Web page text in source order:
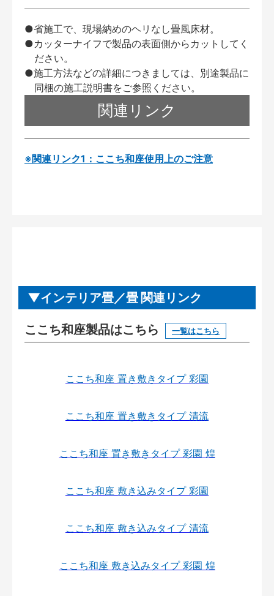
●省施工で、現場納めのヘリなし畳風床材。
●カッターナイフで製品の表面側からカットしてく
ださい。
●施工方法などの詳細につきましては、別途製品に
同梱の施工説明書をご参照ください。
関連リンク
※関連リンク1：ここち和座使用上のご注意
インテリア畳／畳 関連リンク
ここち和座製品はこちら 一覧はこちら
ここち和座 置き敷きタイプ 彩園
ここち和座 置き敷きタイプ 清流
ここち和座 置き敷きタイプ 彩園 煌
ここち和座 敷き込みタイプ 彩園
ここち和座 敷き込みタイプ 清流
ここち和座 敷き込みタイプ 彩園 煌